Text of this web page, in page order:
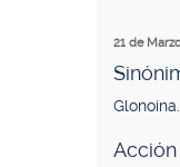
21 de
Acción